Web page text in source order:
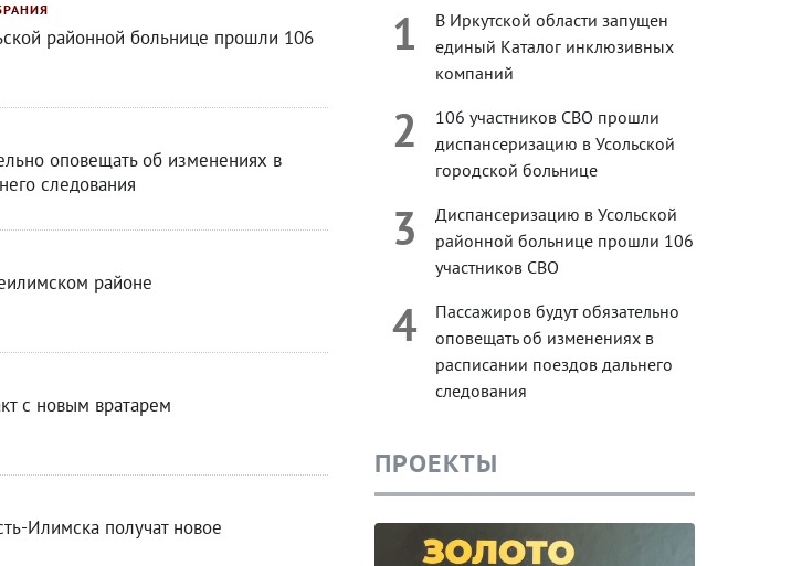
районной больнице прошли 106
оповещать об изменениях в
следования
районе
с новым вратарем
Илимска получат новое
1
В Иркутской области запущен
единый Каталог инклюзивных
компаний
2
106 участников СВО прошли
диспансеризацию в Усольской
городской больнице
3
Диспансеризацию в Усольской
районной больнице прошли 106
участников СВО
4
Пассажиров будут обязательно
оповещать об изменениях в
расписании поездов дальнего
следования
ПРОЕКТЫ